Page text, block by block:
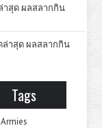
าสุด ผลสลากกิน
ล่าสุด ผลสลากกิน
Tags